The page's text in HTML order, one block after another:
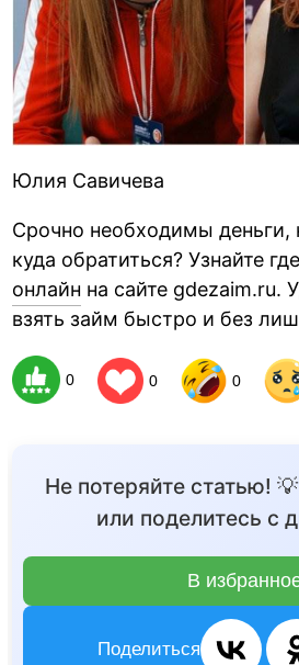
Юлия Савичева
Срочно необходимы деньги,
куда обратиться? Узнайте где
онлайн на сайте gdezaim.ru.
взять займ быстро и без
0 0 0
Не потеряйте статью!
или поделитесь с
В
Поделиться